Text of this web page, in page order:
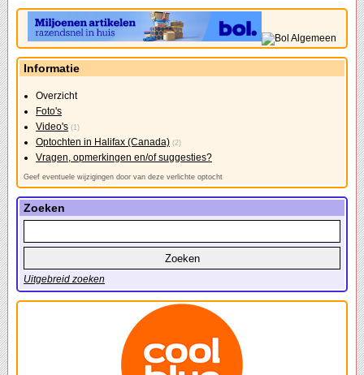
Informatie
Overzicht
Foto's
Video's (1)
Optochten in Halifax (Canada) (2)
Vragen, opmerkingen en/of suggesties?
Geef eventuele wijzigingen door van deze verlichte optocht
Zoeken
Uitgebreid zoeken